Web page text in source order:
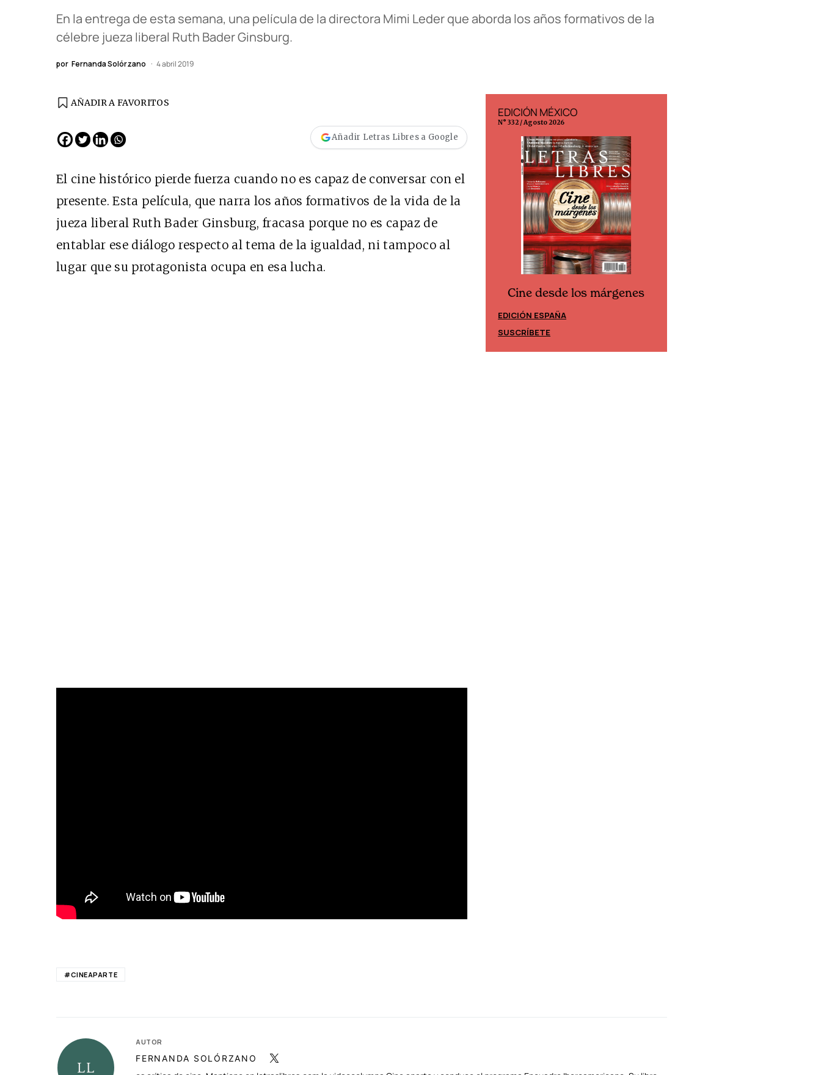
En la entrega de esta semana, una película de la directora Mimi Leder que aborda los años formativos de la
célebre jueza liberal Ruth Bader Ginsburg.
por Fernanda Solórzano 4 abril 2019
AÑADIR A FAVORITOS
Añadir Letras Libres a Google
El cine histórico pierde fuerza cuando no es capaz de conversar con el
presente. Esta película, que narra los años formativos de la vida de la
jueza liberal Ruth Bader Ginsburg, fracasa porque no es capaz de
entablar ese diálogo respecto al tema de la igualdad, ni tampoco al
lugar que su protagonista ocupa en esa lucha.
EDICIÓN MÉXICO
N° 332 / Agosto 2026
Cine desde los márgenes
EDICIÓN ESPAÑA
SUSCRÍBETE
#CINEAPARTE
AUTOR
FERNANDA SOLÓRZANO